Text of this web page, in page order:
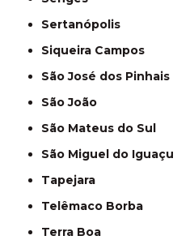
Sertanópolis
Siqueira Campos
São José dos Pinhais
São João
São Mateus do Sul
São Miguel do Iguaçu
Tapejara
Telêmaco Borba
Terra Boa